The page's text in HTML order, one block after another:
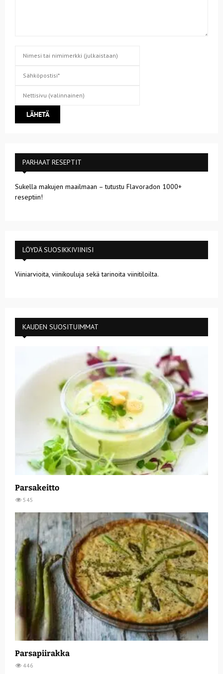
PARHAAT RESEPTIT
Sukella makujen maailmaan – tutustu Flavoradon 1000+
reseptiin!
LÖYDÄ SUOSIKKIVIINISI
Viiniarvioita, viinikouluja sekä tarinoita viinitiloilta.
KAUDEN SUOSITUIMMAT
Parsakeitto
545
Parsapiirakka
446